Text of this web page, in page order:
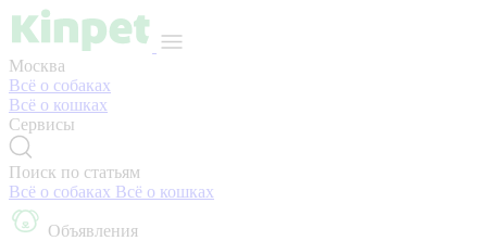
Москва
Всё о собаках
Всё о кошках
Сервисы
Поиск по статьям
Всё о собаках Всё о кошках
Объявления